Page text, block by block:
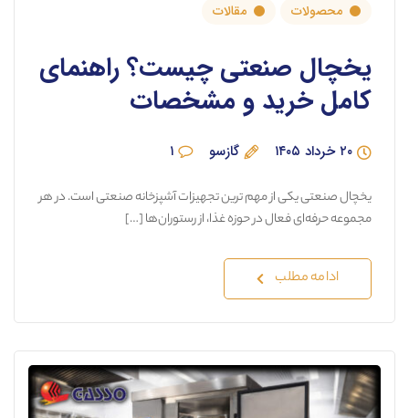
محصولات مقالات
یخچال صنعتی چیست؟ راهنمای
کامل خرید و مشخصات
۲۰ خرداد ۱۴۰۵ گازسو ۱
یخچال صنعتی یکی از مهم ترین تجهیزات آشپزخانه صنعتی است. در هر
مجموعه حرفه‌ای فعال در حوزه غذا، از رستوران‌ها […]
ادامه مطلب